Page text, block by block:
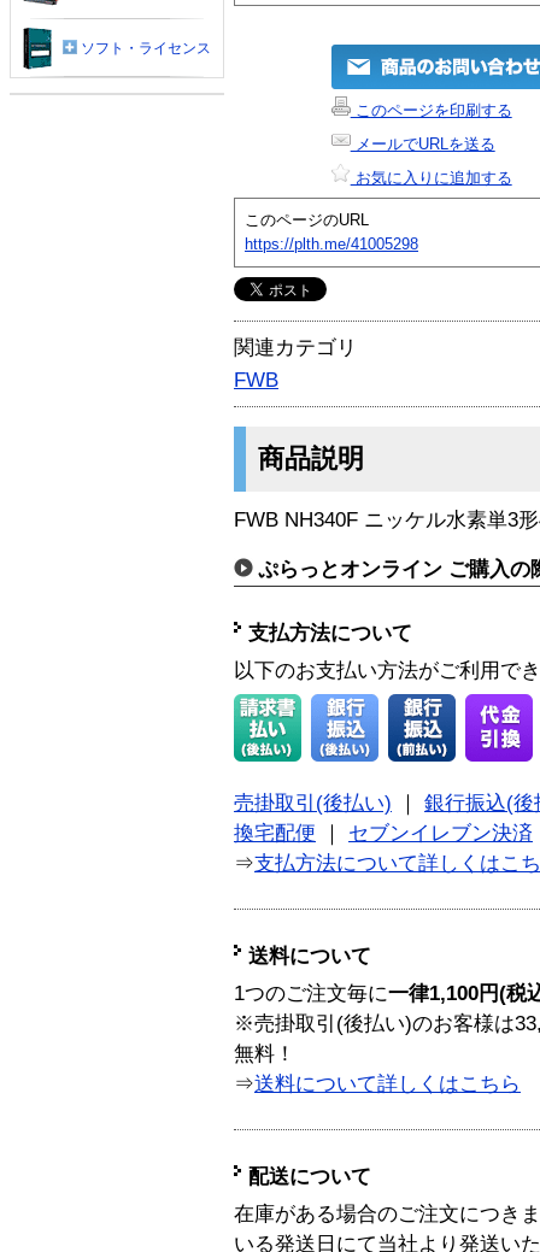
このページを印刷する
メールでURLを送る
お気に入りに追加する
このページのURL
https://plth.me/41005298
関連カテゴリ
FWB
商品説明
FWB NH340F ニッケル水素単3
ぷらっとオンライン ご購入の
支払方法について
以下のお支払い方法がご利用で
売掛取引(後払い)
銀行振込(後
換宅配便
セブンイレブン決済
⇒支払方法について詳しくはこ
送料について
1つのご注文毎に一律1,100円(税
※売掛取引(後払い)のお客様は
無料！
⇒送料について詳しくはこちら
配送について
在庫がある場合のご注文につき
いる発送日にて当社より発送い
ソフト・ライセンス